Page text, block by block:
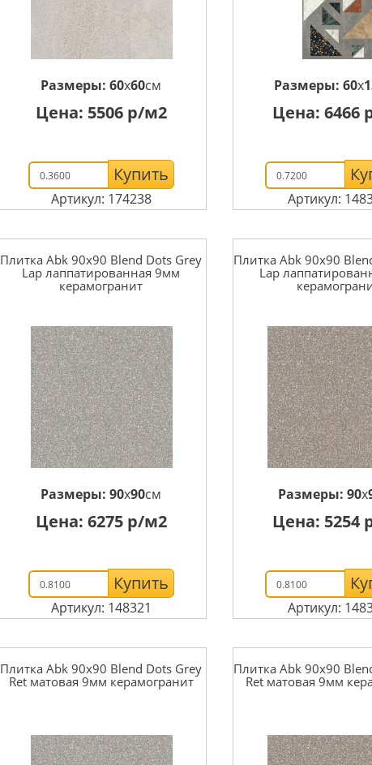
Размеры:60x60см
Цена: 5506р/м2
Купить
Артикул: 174238
Размеры:60x
Цена:6466
Артикул:
Плитка Abk 90x90 Blend Dots Grey
Lap лаппатированная 9мм
керамогранит
Размеры:90x90см
Цена: 6275р/м2
Купить
Артикул: 148321
Плитка Abk 90x90
Lap
Размеры: 90x
Цена: 5254
Артикул:
Плитка Abk 90x90 Blend Dots Grey
Ret матовая 9мм керамогранит
Плитка Abk 90x90
Ret матовая 9мм